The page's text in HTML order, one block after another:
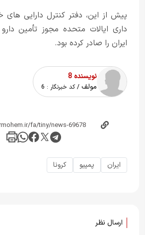
پیش از این، دفتر کنترل دارایی های
داری ایالات متحده مجوز تأمین
ایران را صادر کرده بود.
نویسنده 8
مولف / کد خبرنگار : 6
ایران پمپیو کرونا
ارسال نظر